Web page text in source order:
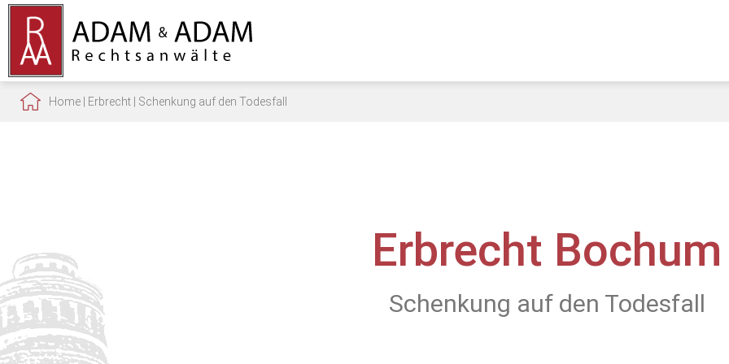
Home Erbrecht Schenkung auf den Todesfall
Erbrecht Bochum
Schenkung auf den Todesfall